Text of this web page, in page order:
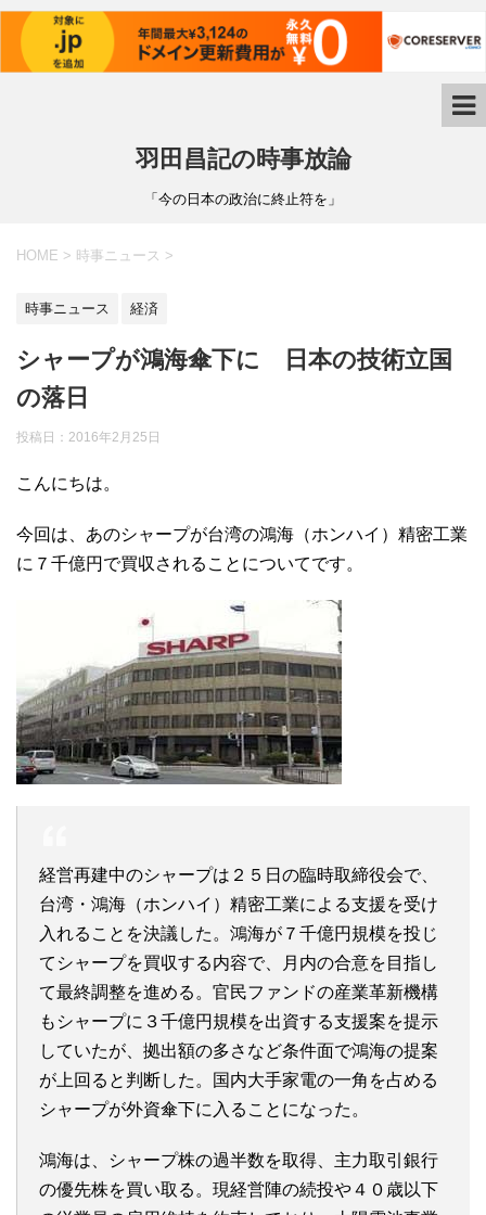
羽田昌記の時事放論
「今の日本の政治に終止符を」
HOME > 時事ニュース >
時事ニュース 経済
シャープが鴻海傘下に 日本の技術立国
の落日
投稿日： 2016年2月25日
こんにちは。
今回は、あのシャープが台湾の鴻海（ホンハイ）精密工業
に７千億円で買収されることについてです。
経営再建中のシャープは２５日の臨時取締役会で、
台湾・鴻海（ホンハイ）精密工業による支援を受け
入れることを決議した。鴻海が７千億円規模を投じ
てシャープを買収する内容で、月内の合意を目指し
て最終調整を進める。官民ファンドの産業革新機構
もシャープに３千億円規模を出資する支援案を提示
していたが、拠出額の多さなど条件面で鴻海の提案
が上回ると判断した。国内大手家電の一角を占める
シャープが外資傘下に入ることになった。
鴻海は、シャープ株の過半数を取得、主力取引銀行
の優先株を買い取る。現経営陣の続投や４０歳以下